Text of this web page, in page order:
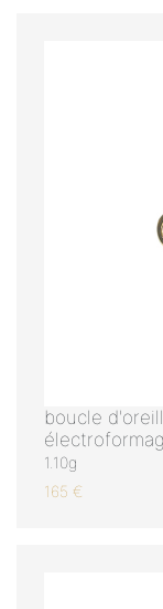
boucle
1.10g
165 €